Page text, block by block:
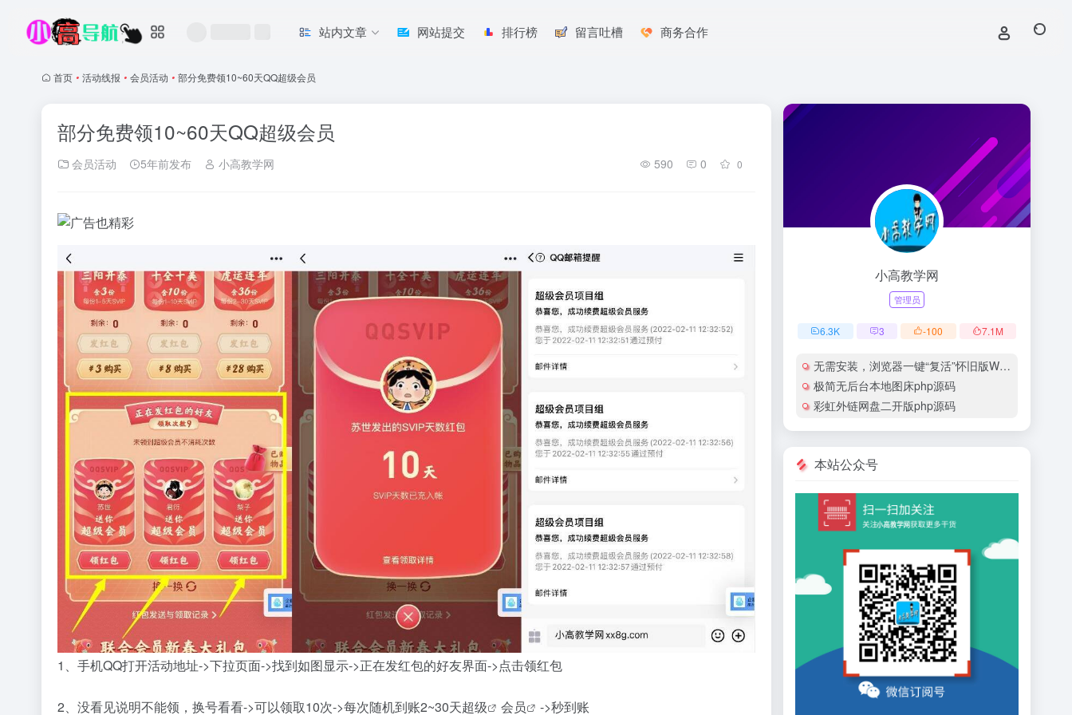
站内文章 网站提交 排行榜 留言吐槽 商务合作
首页 • 活动线报 • 会员活动 • 部分免费领10~60天QQ超级会员
部分免费领10~60天QQ超级会员
会员活动 5年前发布 小高教学网 590 0 0
1、手机QQ打开活动地址->下拉页面->找到如图显示->正在发红包的好友界面->点击领红包
2、没看见说明不能领，换号看看->可以领取10次->每次随机到账2~30天超级 会员 ->秒到账
小高教学网
管理员
6.3K 3 -100 7.1M
无需安装，浏览器一键“复活”怀旧版Windows
极简无后台本地图床php源码
彩虹外链网盘二开版php源码
本站公众号